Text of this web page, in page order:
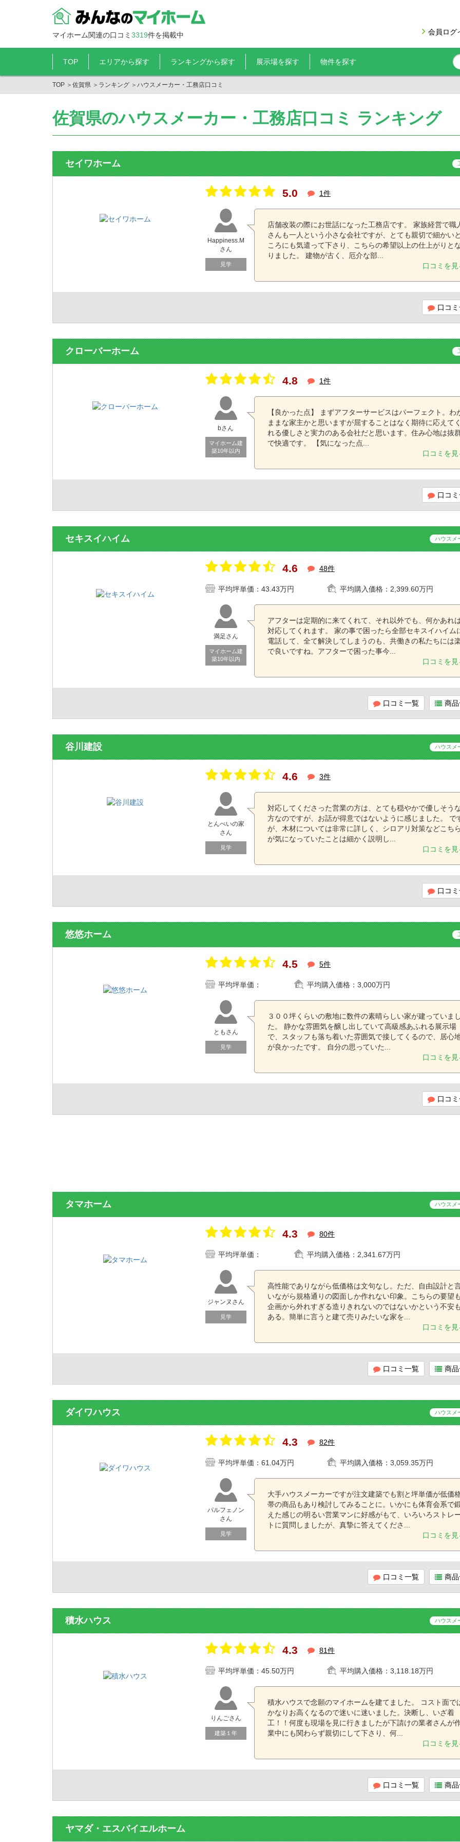
マイホーム関連の口コミ 3319件を掲載中 会員ログ
TOP エリアから探す ランキングから探す 展示場を探す 物件を探す
TOP ＞ 佐賀県 ＞ ランキング ＞ ハウスメーカー・工務店口コミ
佐賀県のハウスメーカー・工務店口コミ ランキング
セイワホーム
5.0 1件
Happiness.M
さん
見学
店舗改装の際にお世話になった工務店です。 家族経営で職
さんも一人という小さな会社ですが、とても親切で細かいと
ころにも気遣って下さり、こちらの希望以上の仕上がりと
りました。 建物が古く、厄介な部...
口コミを見
口コ
クローバーホーム
4.8 1件
bさん
マイホーム建
築10年以内
【良かった点】 まずアフターサービスはパーフェクト。わ
ままな家主かと思いますが屈することはなく期待に応えてく
れる優しさと実力のある会社だと思います。住み心地は抜
で快適です。 【気になった点...
口コミを見
口コ
セキスイハイム ハウスメ
4.6 48件
平均坪単価： 43.43万円 平均購入価格： 2,399.60万円
満足さん
マイホーム建
築10年以内
アフターは定期的に来てくれて、それ以外でも、何かあれ
対応してくれます。 家の事で困ったら全部セキスイハイム
電話して、全て解決してしまうのも、共働きの私たちには
で良いですね。アフターで困った事今...
口コミを見
口コミ一覧 商
谷川建設 ハウスメ
4.6 3件
とんぺいの家
さん
見学
対応してくださった営業の方は、とても穏やかで優しそう
方なのですが、お話が得意ではないように感じました。 で
が、木材については非常に詳しく、シロアリ対策などこちら
が気になっていたことは細かく説明し...
口コミを見
口コ
悠悠ホーム
4.5 5件
平均坪単価： 平均購入価格： 3,000万円
ともさん
見学
３００坪くらいの敷地に数件の素晴らしい家が建っていまし
た。 静かな雰囲気を醸し出していて高級感あふれる展示場
で、スタッフも落ち着いた雰囲気で接してくるので、居心
が良かったです。 自分の思っていた...
口コミを見
口コ
タマホーム ハウスメ
4.3 80件
平均坪単価： 平均購入価格： 2,341.67万円
ジャンヌさん
見学
高性能でありながら低価格は文句なし。ただ、自由設計と
いながら規格通りの図面しか作れない印象。こちらの要望も
企画から外れすぎる造りきれないのではないかという不安も
ある。簡単に言うと建て売りみたいな家を...
口コミを見
口コミ一覧 商
ダイワハウス ハウスメ
4.3 82件
平均坪単価： 61.04万円 平均購入価格： 3,059.35万円
パルフェノン
さん
見学
大手ハウスメーカーですが注文建築でも割と坪単価が低価
帯の商品もあり検討してみることに。いかにも体育会系で
えた感じの明るい営業マンに好感がもて、いろいろストレ
トに質問しましたが、真摯に答えてくださ...
口コミを見
口コミ一覧 商
積水ハウス ハウスメ
4.3 81件
平均坪単価： 45.50万円 平均購入価格： 3,118.18万円
りんごさん
建築１年
積水ハウスで念願のマイホームを建てました。 コスト面で
かなりお高くなるので迷いに迷いました。決断し、いざ着
工！！何度も現場を見に行きましたが下請けの業者さんが
業中にも関わらず親切にして下さり、何...
口コミを見
口コミ一覧 商
ヤマダ・エスバイエルホーム